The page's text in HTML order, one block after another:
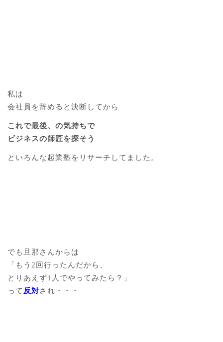
私は
会社員を辞めると決断してから
これで最後、の気持ちで
ビジネスの師匠を探そう
といろんな起業塾をリサーチしてました。
でも旦那さんからは
「もう2回行ったんだから、
とりあえず1人でやってみたら？」
って 反対され・・・